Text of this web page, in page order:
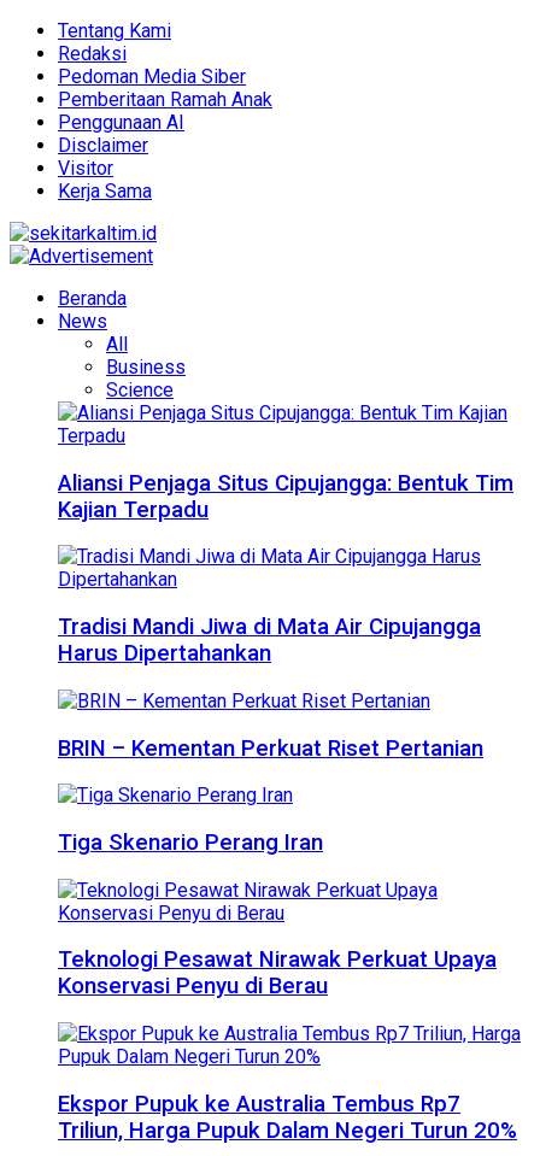
Tentang Kami
Redaksi
Pedoman Media Siber
Pemberitaan Ramah Anak
Penggunaan AI
Disclaimer
Visitor
Kerja Sama
Beranda
News
All
Business
Science
Aliansi Penjaga Situs Cipujangga: Bentuk Tim
Kajian Terpadu
Tradisi Mandi Jiwa di Mata Air Cipujangga
Harus Dipertahankan
BRIN – Kementan Perkuat Riset Pertanian
Tiga Skenario Perang Iran
Teknologi Pesawat Nirawak Perkuat Upaya
Konservasi Penyu di Berau
Ekspor Pupuk ke Australia Tembus Rp7
Triliun, Harga Pupuk Dalam Negeri Turun 20%